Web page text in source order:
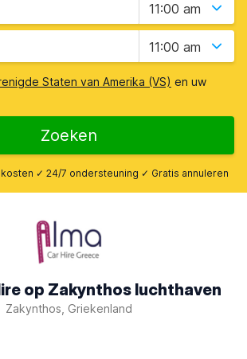
11:00 am
11:00 am
Staten van Amerika (VS) en uw
Zoeken
✓ 24/7 ondersteuning ✓ Gratis annuleren
op Zakynthos luchthaven
Zakynthos, Griekenland